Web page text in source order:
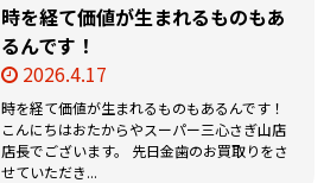
時を経て価値が生まれるものもあ
るんです！
2026.4.17
時を経て価値が生まれるものもあるんです！
こんにちはおたからやスーパー三心さぎ山店
店長でございます。 先日金歯のお買取りをさ
せていただき...